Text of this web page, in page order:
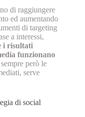
di raggiungere
ed aumentando
di targeting
a interessi,
i risultati
funzionano
però le
serve
di social